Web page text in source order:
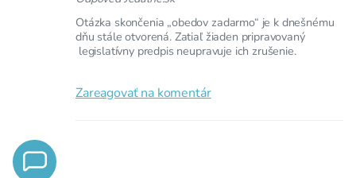
Otázka skončenia „obedov zadarmo“ je k dnešnému
dňu stále otvorená. Zatiaľ žiaden pripravovaný
legislatívny predpis neupravuje ich zrušenie.
Zareagovať na komentár